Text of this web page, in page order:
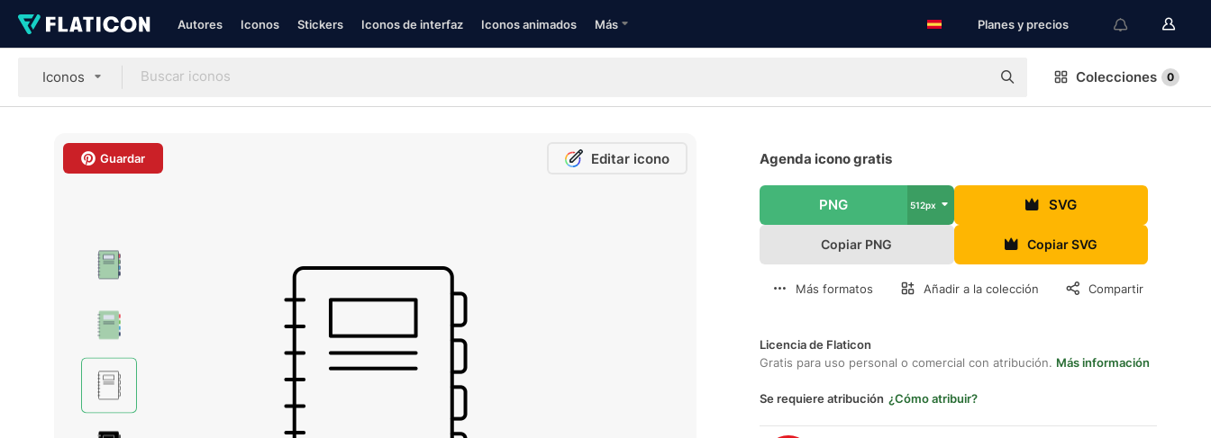
Autores Iconos Stickers Iconos de interfaz Iconos animados Más Planes y precios
Iconos Colecciones 0
Guardar Editar icono Agenda icono gratis
PNG 512px SVG
Copiar PNG Copiar SVG
Más formatos Añadir a la colección Compartir
Licencia de Flaticon
Gratis para uso personal o comercial con atribución. Más información
Se requiere atribución ¿Cómo atribuir?